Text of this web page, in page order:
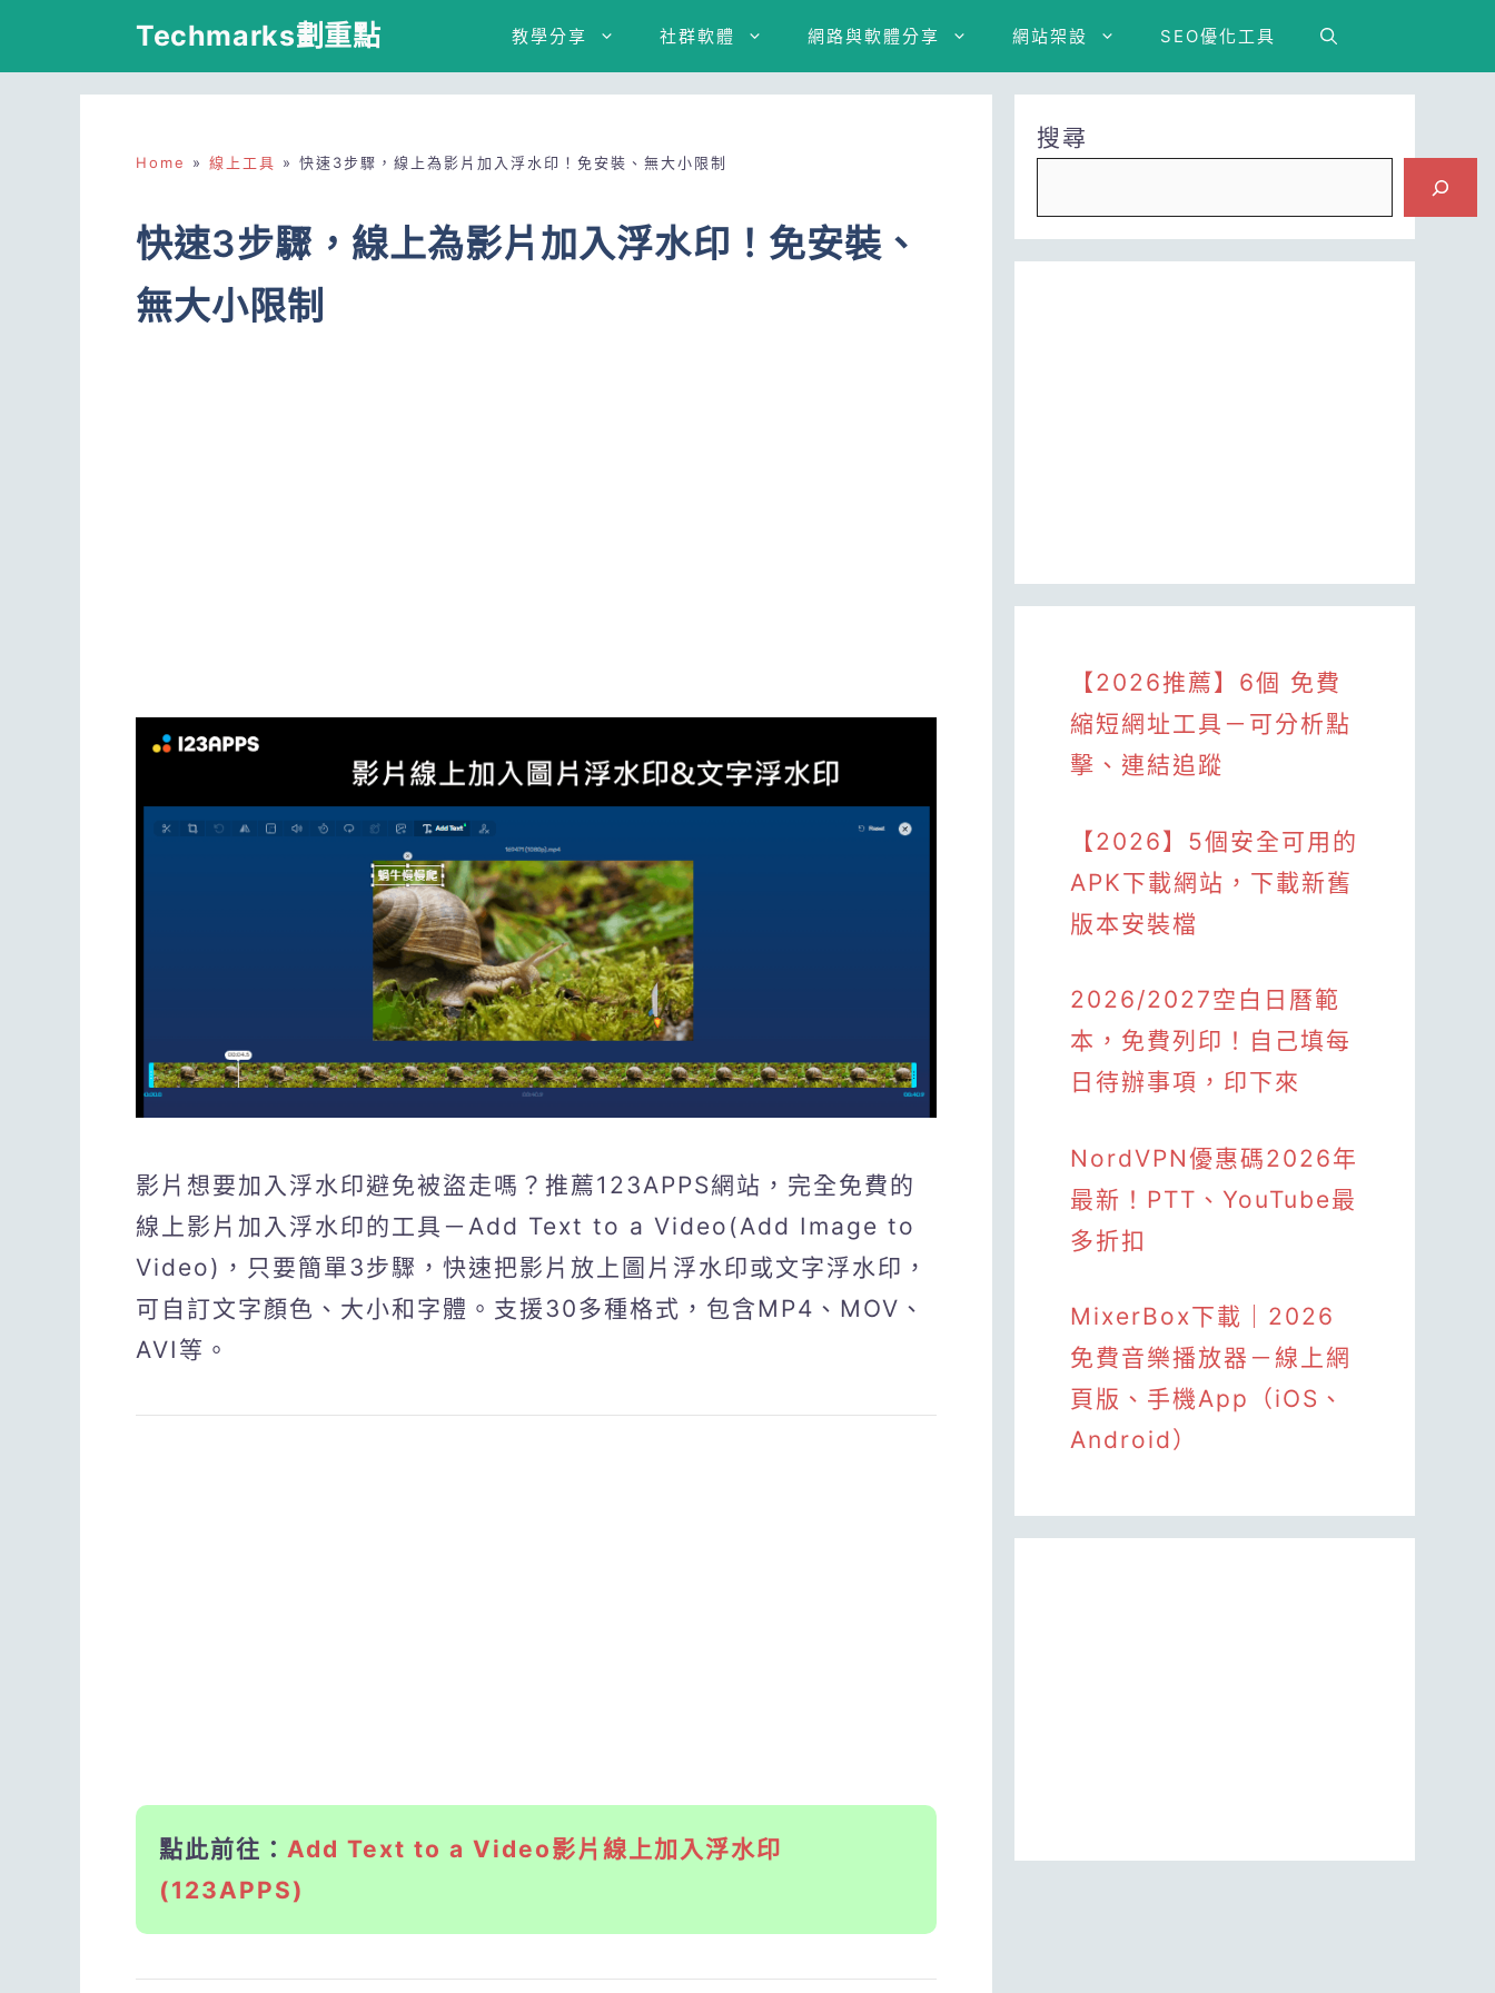
Techmarks劃重點 教學分享 社群軟體 網路與軟體分享 網站架設 SEO優化工具
Home » 線上工具 » 快速3步驟，線上為影片加入浮水印！免安裝、無大小限制
快速3步驟，線上為影片加入浮水印！免安裝、
無大小限制
影片想要加入浮水印避免被盜走嗎？推薦123APPS網站，完全免費的
線上影片加入浮水印的工具－Add Text to a Video(Add Image to
Video)，只要簡單3步驟，快速把影片放上圖片浮水印或文字浮水印，
可自訂文字顏色、大小和字體。支援30多種格式，包含MP4、MOV、
AVI等。
點此前往： Add Text to a Video影片線上加入浮水印
(123APPS)
搜尋
【2026推薦】6個 免費
縮短網址工具－可分析點
擊、連結追蹤
【2026】5個安全可用的
APK下載網站，下載新舊
版本安裝檔
2026/2027空白日曆範
本，免費列印！自己填每
日待辦事項，印下來
NordVPN優惠碼2026年
最新！PTT、YouTube最
多折扣
MixerBox下載｜2026
免費音樂播放器－線上網
頁版、手機App（iOS、
Android）